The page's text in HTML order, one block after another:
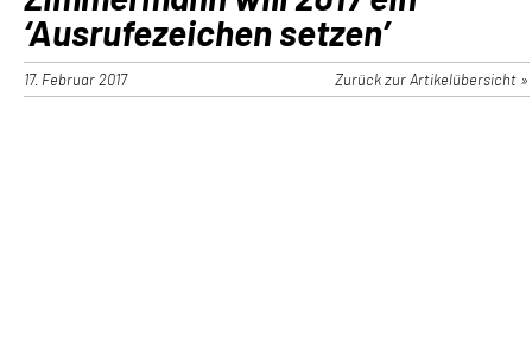
‘Ausrufezeichen setzen’
17. Februar 2017 Zurück zur Artikelübersicht »